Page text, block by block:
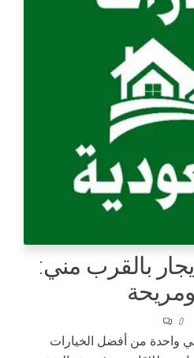
بالقرب مني:
0
واحدة من أفضل الخيارات